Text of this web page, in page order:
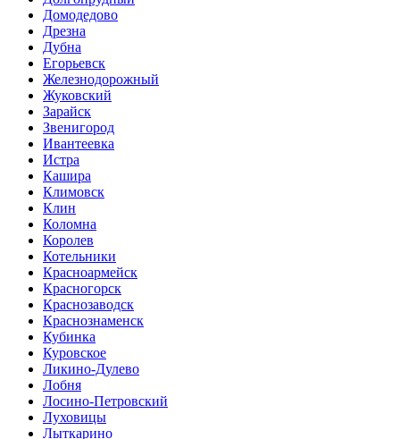
Домодедово
Дрезна
Дубна
Егорьевск
Железнодорожный
Жуковский
Зарайск
Звенигород
Ивантеевка
Истра
Кашира
Климовск
Клин
Коломна
Королев
Котельники
Красноармейск
Красногорск
Краснозаводск
Краснознаменск
Кубинка
Куровское
Ликино-Дулево
Лобня
Лосино-Петровский
Луховицы
Лыткарино